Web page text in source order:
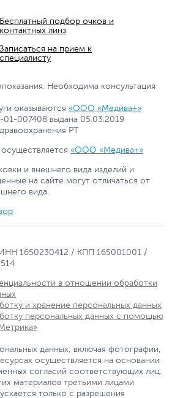
Бесплатный подбор очков и
контактных линз
Записаться на прием к
специалисту
Необходима консультация
оказываются «ООО «Медива+»
007408 выдана 05.03.2019
РТ
«ООО «Медива+»
и внешнего вида изделий и
на сайте могут отличаться от
вида.
1650230412 / КПП 165001001 /
в отношении обработки
и хранение персональных данных
персональных данных с помощью
данных, включая фотографии,
осуществляется на основании
согласий соответствующих лиц.
материалов третьими лицами
только с разрешения